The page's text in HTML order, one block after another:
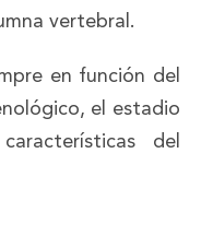
vertebral.
en función del
el estadio
del